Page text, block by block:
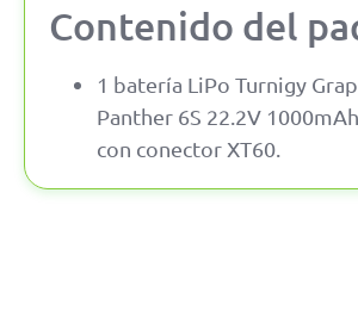
Contenido del
1 batería LiPo Turnigy
Panther 6S 22.2V
con conector XT60.